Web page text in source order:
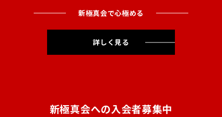
新極真会で心極める
詳しく見る
新極真会への入会者募集中